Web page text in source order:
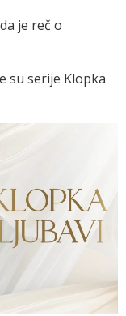
je reč o
su serije Klopka